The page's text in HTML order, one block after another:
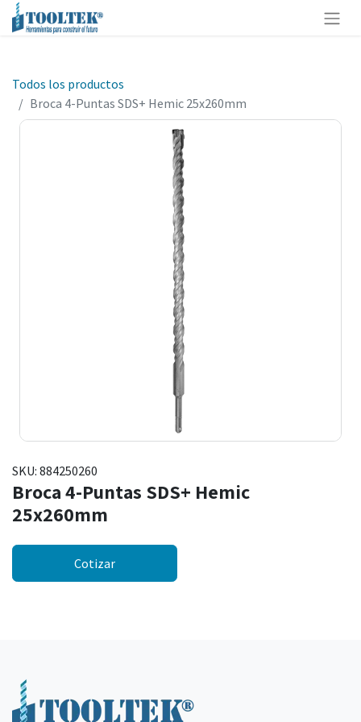
Todos los productos
Broca 4-Puntas SDS+ Hemic 25x260mm
SKU: 884250260
Broca 4-Puntas SDS+ Hemic
25x260mm
Cotizar